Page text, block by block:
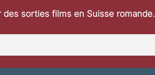
sorties films en Suisse romande.